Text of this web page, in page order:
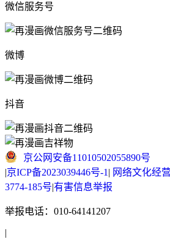
微信服务号
微博
抖音
京公网安备11010502055890号
|京ICP备2023039446号-1 | 网络文化经
3774-185号|有害信息举报
举报电话：010-64141207
|